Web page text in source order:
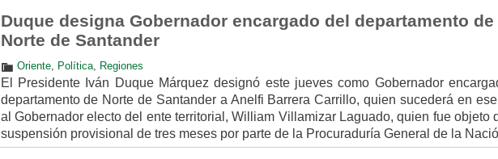
Duque designa Gobernador encargado del departamento de
Norte de Santander
Oriente, Política, Regiones
El Presidente Iván Duque Márquez designó este jueves como Gobernador
departamento de Norte de Santander a Anelfi Barrera Carrillo, quien sucederá en
al Gobernador electo del ente territorial, William Villamizar Laguado, quien fue objeto
suspensión provisional de tres meses por parte de la Procuraduría General de la